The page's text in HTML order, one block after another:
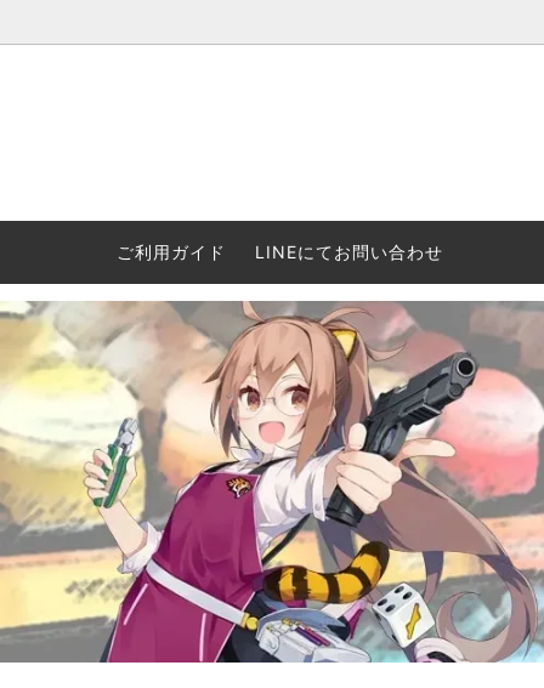
セットも充実。
ムンダ]
ウォーハンマー アンダーワールド ウォー
ウォーハンマー・クエスト
ウォ
earth™)
GWS製ウォーハンマー関連グッツ(書籍
など)
週刊ウ
ガンダムアッセンブル関連品 ボード
ボードゲーム・ホビー関係書籍 ガンプ
Space Marine 2特集 GWS
コンバットパトロール/スピアヘッド バト
AOS各勢力永久呪文(エンドレススペル) ウォー
FLOST製アイテム MtOテ
週刊ウォーハンマー DSPIAE
ボードゲーム ゲーム
エアソフトガン本体各種
予約品に関しての注意事項
アシェ
コンバ
ご利用ガイド LINEにてお問い合わせ